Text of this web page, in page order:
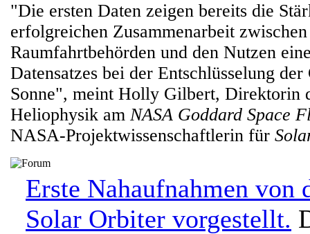
"Die ersten Daten zeigen bereits die
erfolgreichen Zusammenarbeit
Raumfahrtbehörden und den Nutzen
Datensatzes bei der Entschlüsselung der
Sonne", meint Holly Gilbert, Direktorin
Heliophysik am NASA Goddard Space
NASA-Projektwissenschaftlerin für
Erste Nahaufnahmen von
Solar Orbiter vorgestellt.